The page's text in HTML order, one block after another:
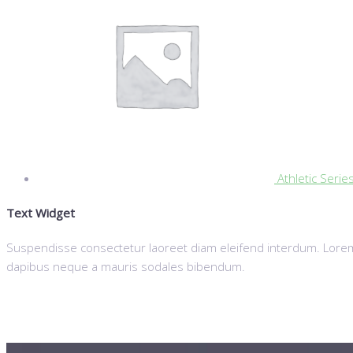
Athletic Series
Text Widget
Suspendisse consectetur laoreet diam eleifend interdum.
dapibus neque a mauris sodales bibendum.